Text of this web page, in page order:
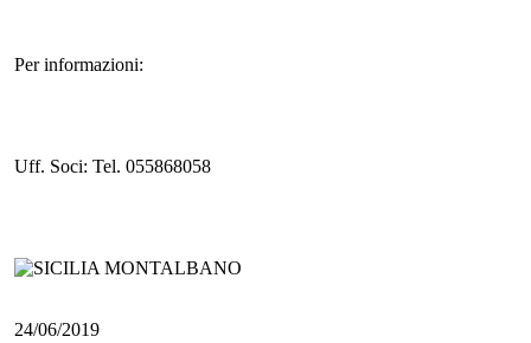
Per informazioni:
Uff. Soci: Tel. 055868058
24/06/2019